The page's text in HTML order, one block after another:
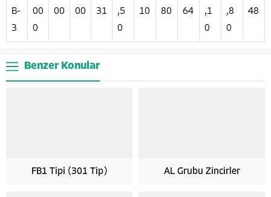
B-
3
00
0
00
00
31
,5
0
10
80
64
,1
0
,8
0
48
Benzer Konular
FB1 Tipi (301 Tip) AL Grubu Zincirler